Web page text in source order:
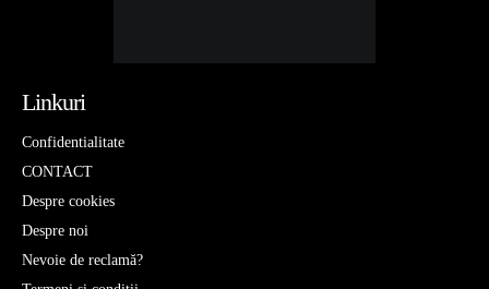
Linkuri
Confidentialitate
CONTACT
Despre cookies
Despre noi
Nevoie de reclamă?